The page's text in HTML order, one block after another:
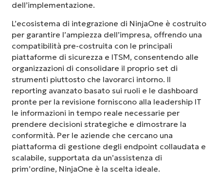
dell’implementazione.
L’ecosistema di integrazione di NinjaOne è costruito
per garantire l’ampiezza dell’impresa, offrendo una
compatibilità pre-costruita con le principali
piattaforme di sicurezza e ITSM, consentendo alle
organizzazioni di consolidare il proprio set di
strumenti piuttosto che lavorarci intorno. Il
reporting avanzato basato sui ruoli e le dashboard
pronte per la revisione forniscono alla leadership IT
le informazioni in tempo reale necessarie per
prendere decisioni strategiche e dimostrare la
conformità. Per le aziende che cercano una
piattaforma di gestione degli endpoint collaudata e
scalabile, supportata da un’assistenza di
prim’ordine, NinjaOne è la scelta ideale.